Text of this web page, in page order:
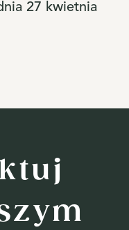
27 kwietnia